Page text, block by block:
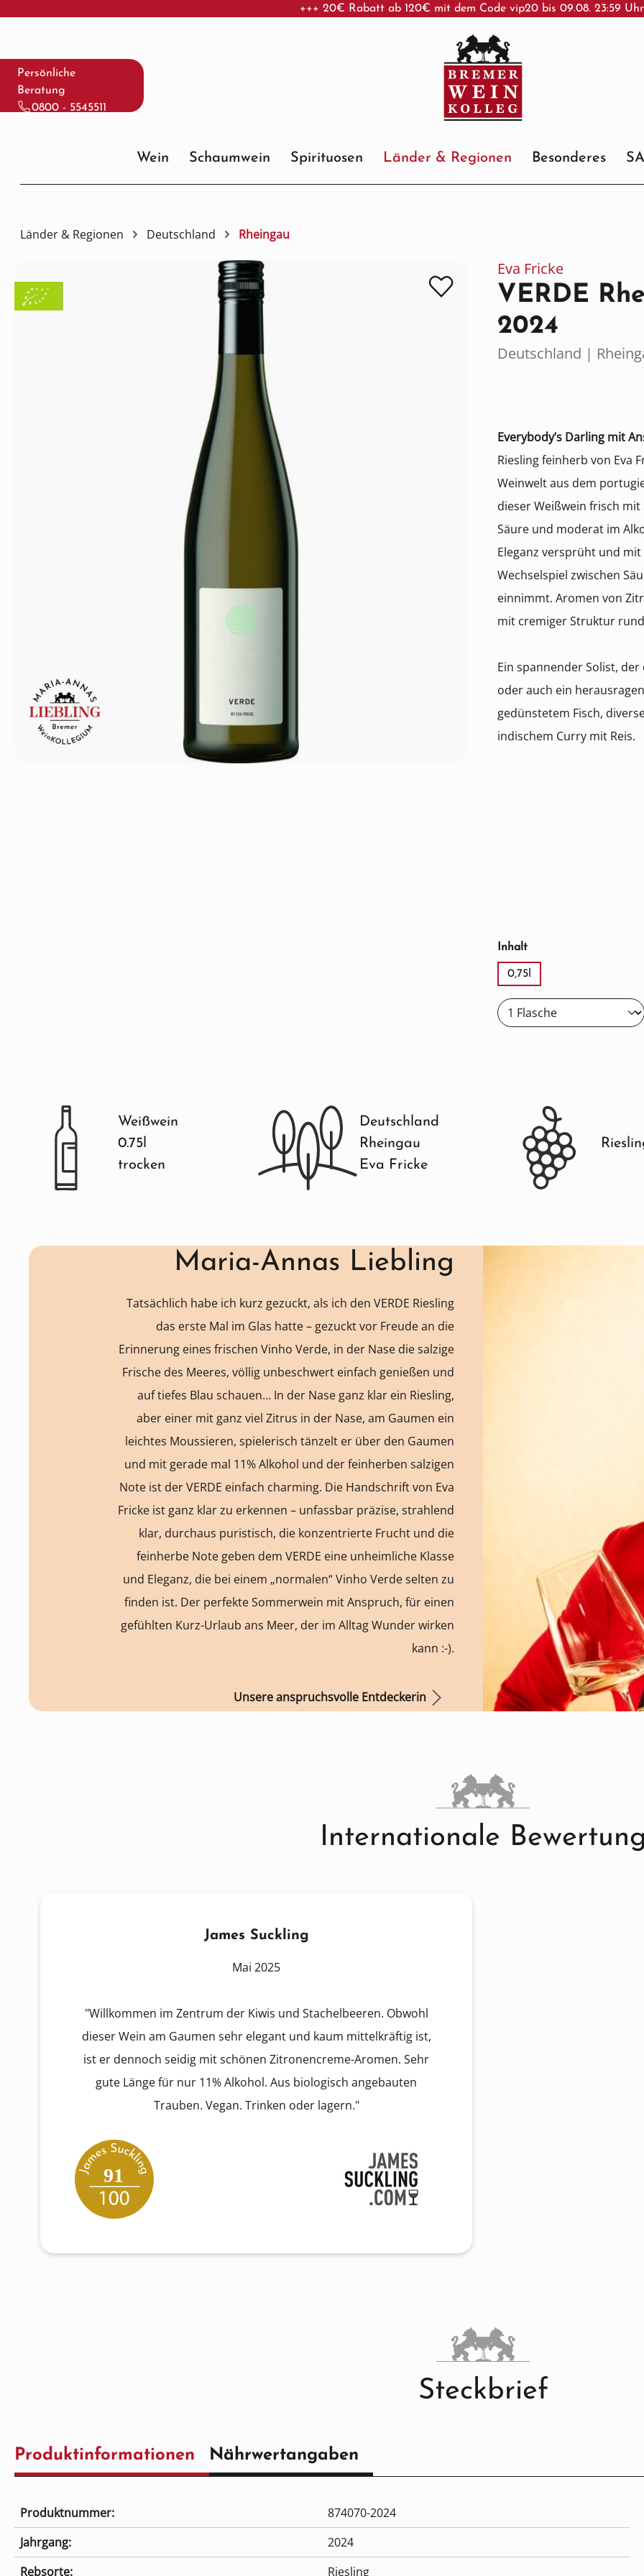
Hauptinhalt springen
Zur Suche springen
Zur Hauptnavigation springen
Persönliche
Beratung
0800 - 5545511
+++ 20€ Rabatt ab 120€ mit dem Code vip20 bis 09.08. 23:59
Wein Schaumwein Spirituosen Länder & Regionen Besonderes
Länder & Regionen Deutschland Rheingau
Eva Fricke
VERDE
2024
Deutschland |
Everybody’s Darling mit
Riesling feinherb von Eva
Weinwelt aus dem
dieser Weißwein frisch
Säure und moderat im
Eleganz versprüht und
Wechselspiel zwischen
einnimmt. Aromen von
mit cremiger Struktur
Ein spannender Solist,
oder auch ein
gedünstetem Fisch,
indischem Curry mit Reis.
Inhaltauswählen
0,75l
Weißwein
0.75l
trocken
Deutschland
Rheingau
Eva Fricke
Maria-Annas Liebling
Tatsächlich habe ich kurz gezuckt, als ich den VERDE Riesling
das erste Mal im Glas hatte – gezuckt vor Freude an die
Erinnerung eines frischen Vinho Verde, in der Nase die salzige
Frische des Meeres, völlig unbeschwert einfach genießen und
auf tiefes Blau schauen… In der Nase ganz klar ein Riesling,
aber einer mit ganz viel Zitrus in der Nase, am Gaumen ein
leichtes Moussieren, spielerisch tänzelt er über den Gaumen
und mit gerade mal 11% Alkohol und der feinherben salzigen
Note ist der VERDE einfach charming. Die Handschrift von Eva
Fricke ist ganz klar zu erkennen – unfassbar präzise, strahlend
klar, durchaus puristisch, die konzentrierte Frucht und die
feinherbe Note geben dem VERDE eine unheimliche Klasse
und Eleganz, die bei einem „normalen“ Vinho Verde selten zu
finden ist. Der perfekte Sommerwein mit Anspruch, für einen
gefühlten Kurz-Urlaub ans Meer, der im Alltag Wunder wirken
kann :-).
Unsere anspruchsvolle Entdeckerin
Internationale
James Suckling
Mai 2025
"Willkommen im Zentrum der Kiwis und Stachelbeeren. Obwohl
dieser Wein am Gaumen sehr elegant und kaum mittelkräftig ist,
ist er dennoch seidig mit schönen Zitronencreme-Aromen. Sehr
gute Länge für nur 11% Alkohol. Aus biologisch angebauten
Trauben. Vegan. Trinken oder lagern."
91
Steckbrief
Produktinformationen Nährwertangaben
Produktnummer: 874070-2024
Rebsorte: Riesling
Jahrgang: 2024